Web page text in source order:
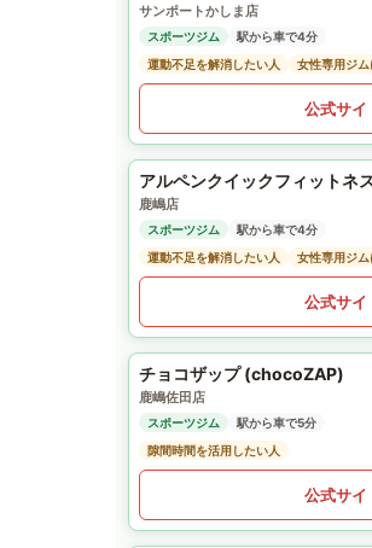
サンポートかしま店
スポーツジム
駅から車で4分
運動不足を解消したい人
女性専用ジ
公式サイ
アルペンクイックフィットネ
鹿嶋店
スポーツジム
駅から車で4分
運動不足を解消したい人
女性専用ジ
公式サイ
チョコザップ (chocoZAP)
鹿嶋佐田店
スポーツジム
駅から車で5分
隙間時間を活用したい人
公式サイ